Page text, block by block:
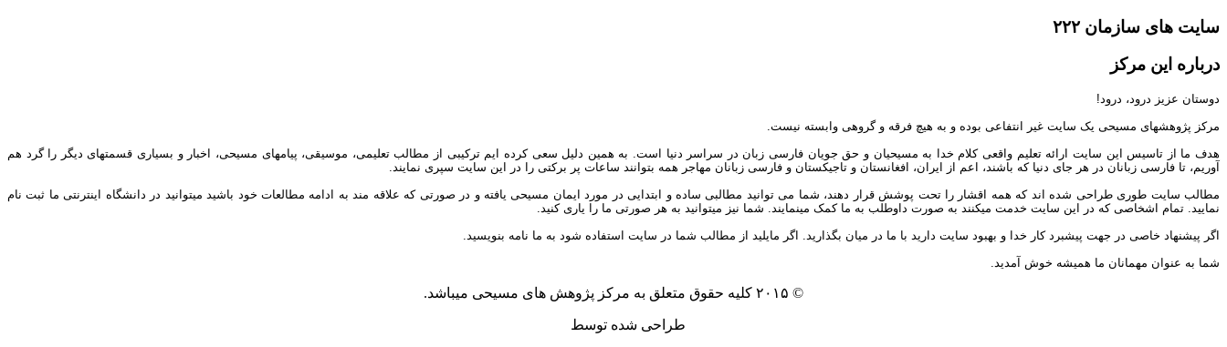
سایت های سازمان ۲۲۲
درباره این مرکز
دوستان عزیز درود، درود!
مرکز پژوهشهای مسیحی یک سایت غیر انتفاعی بوده و به هیچ فرقه و گروهی وابسته نیست.
هدف ما از تاسیس این سایت ارائه تعلیم واقعی کلام خدا به مسیحیان و حق جویان فارسی زبان در سراسر دنیا است. به همین دلیل سعی کرده ایم ترکیبی از مطالب تعلیمی، موسیقی، پیامهای مسیحی، اخبار و بسیاری قسمتهای دیگر را گرد هم
آوریم، تا فارسی زبانان در هر جای دنیا که باشند، اعم از ایران، افغانستان و تاجیکستان و فارسی زبانان مهاجر همه بتوانند ساعات پر برکتی را در این سایت سپری نمایند.
مطالب سایت طوری طراحی شده اند که همه اقشار را تحت پوشش قرار دهند، شما می توانید مطالبی ساده و ابتدایی در مورد ایمان مسیحی یافته و در صورتی که علاقه مند به ادامه مطالعات خود باشید میتوانید در دانشگاه اینترنتی ما ثبت نام
نمایید. تمام اشخاصی که در این سایت خدمت میکنند به صورت داوطلب به ما کمک مینمایند. شما نیز میتوانید به هر صورتی ما را یاری کنید.
اگر پیشنهاد خاصی در جهت پیشبرد کار خدا و بهبود سایت دارید با ما در میان بگذارید. اگر مایلید از مطالب شما در سایت استفاده شود به ما نامه بنویسید.
شما به عنوان مهمانان ما همیشه خوش آمدید.
© ۲۰۱۵ کلیه حقوق متعلق به مرکز پژوهش های مسیحی میباشد.
طراحی شده توسط